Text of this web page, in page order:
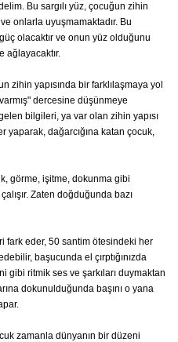
Bu sargılı yüz, çocuğun zihin
onlarla uyuşmamaktadır. Bu
olacaktır ve onun yüz olduğunu
ağlayacaktır.
zihin yapısında bir farklılaşmaya yol
dercesine düşünmeye
bilgileri, ya var olan zihin yapısı
yaparak, dağarcığına katan çocuk,
görme, işitme, dokunma gibi
Zaten doğduğunda bazı
fark eder, 50 santim ötesindeki her
başucunda el çırptığınızda
gibi ritmik ses ve şarkıları duymaktan
dokunulduğunda başını o yana
zamanla dünyanın bir düzeni